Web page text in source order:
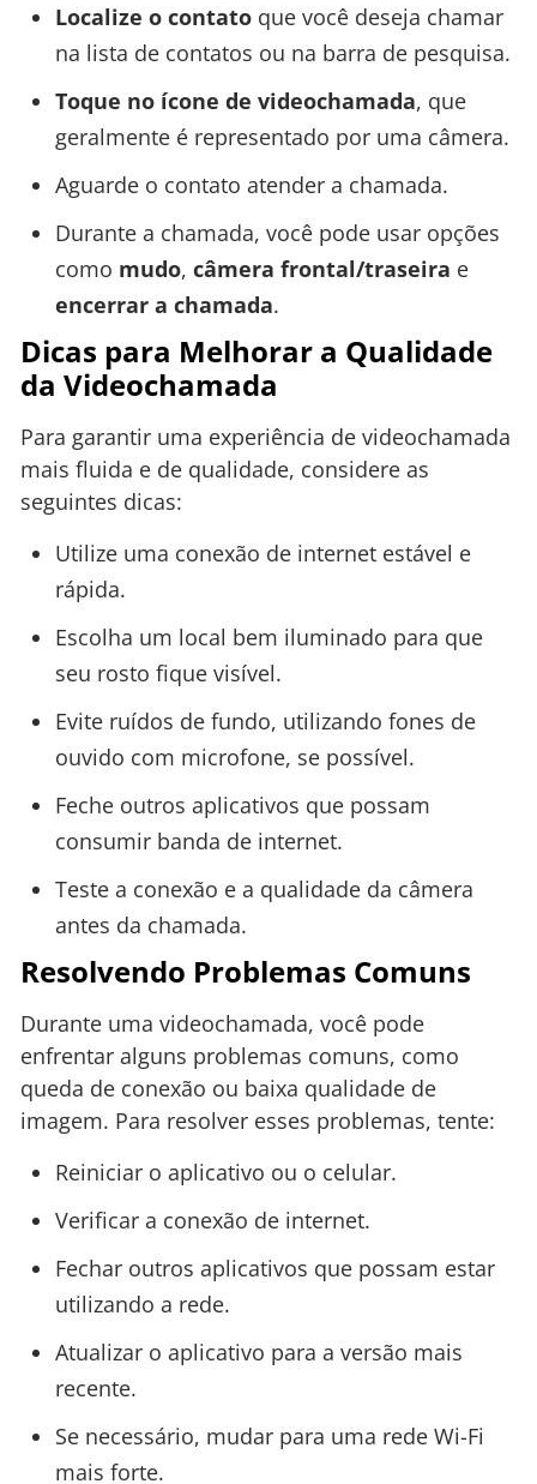
Localize o contatoque você deseja chamar
na lista de contatos ou na barra de pesquisa.
Toque no ícone de videochamada, que
geralmente é representado por uma câmera.
Aguarde o contato atender a chamada.
Durante a chamada, você pode usar opções
como mudo, câmera frontal/traseira e
encerrar a chamada.
Dicas para Melhorar a Qualidade
da Videochamada
Para garantir uma experiência de videochamada
mais fluida e de qualidade, considere as
seguintes dicas:
Utilize uma conexão de internet estável e
rápida.
Escolha um local bem iluminado para que
seu rosto fique visível.
Evite ruídos de fundo, utilizando fones de
ouvido com microfone, se possível.
Feche outros aplicativos que possam
consumir banda de internet.
Teste a conexão e a qualidade da câmera
antes da chamada.
Resolvendo Problemas Comuns
Durante uma videochamada, você pode
enfrentar alguns problemas comuns, como
queda de conexão ou baixa qualidade de
imagem. Para resolver esses problemas, tente:
Reiniciar o aplicativo ou o celular.
Verificar a conexão de internet.
Fechar outros aplicativos que possam estar
utilizando a rede.
Atualizar o aplicativo para a versão mais
recente.
Se necessário, mudar para uma rede Wi-Fi
mais forte.